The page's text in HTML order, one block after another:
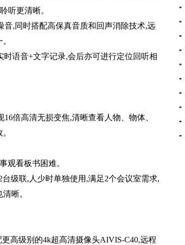
听更清晰。
,同时搭配高保真音质和回声消除技术,远
语音+文字记录,会后亦可进行定位回听相
倍高清无损变焦,清晰查看人物、物体、
看板书困难。
级联,人少时单独使用,满足2个会议室需求,
晰。
高级别的4k超高清摄像头AIVIS-C40,远程